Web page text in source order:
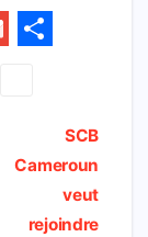
r
SCB
Cameroun
veut
rejoindre